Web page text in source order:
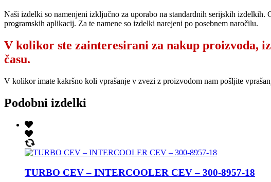
Naši izdelki so namenjeni izključno za uporabo na standardnih serijskih izdelkih.
programskih aplikacij. Za te namene so izdelki narejeni po posebnem naročilu.
V kolikor ste zainteresirani za nakup proizvoda,
času.
V kolikor imate kakršno koli vprašanje v zvezi z proizvodom nam pošljite
Podobni izdelki
TURBO CEV – INTERCOOLER CEV – 300-8957-18